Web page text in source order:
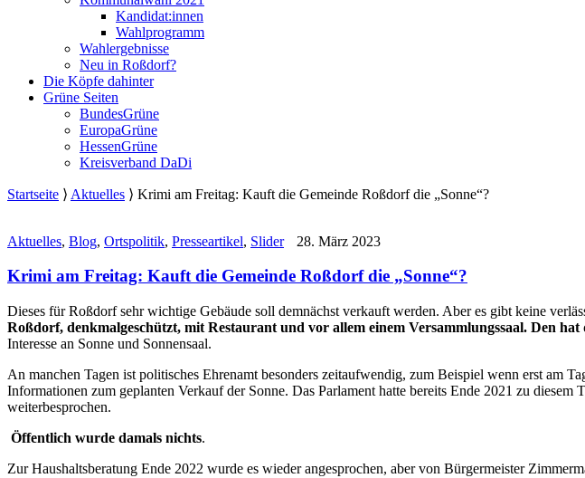
Kandidat:innen
Wahlprogramm
Wahlergebnisse
Neu in Roßdorf?
Die Köpfe dahinter
Grüne Seiten
BundesGrüne
EuropaGrüne
HessenGrüne
Kreisverband DaDi
Startseite ⟩ Aktuelles ⟩ Krimi am Freitag: Kauft die Gemeinde Roßdorf die „Sonne“?
Aktuelles, Blog, Ortspolitik, Presseartikel, Slider 28. März 2023
Krimi am Freitag: Kauft die Gemeinde Roßdorf die „Sonne“?
Dieses für Roßdorf sehr wichtige Gebäude soll demnächst verkauft werden. Aber es gibt keine
Roßdorf, denkmalgeschützt, mit Restaurant und vor allem einem Versammlungssaal. Den
Interesse an Sonne und Sonnensaal.
An manchen Tagen ist politisches Ehrenamt besonders zeitaufwendig, zum Beispiel wenn erst am
Informationen zum geplanten Verkauf der Sonne. Das Parlament hatte bereits Ende 2021 zu
weiterbesprochen.
Öffentlich wurde damals nichts.
Zur Haushaltsberatung Ende 2022 wurde es wieder angesprochen, aber von Bürgermeister